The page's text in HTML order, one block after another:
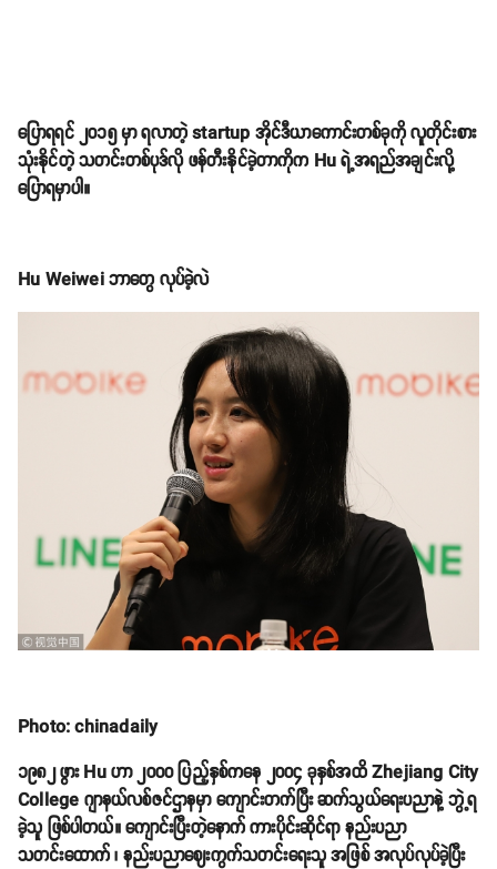
ပြောရရင် ၂၀၁၅ မှာ ရလာတဲ့ startup အိုင်ဒီယာကောင်းတစ်ခုကို လူတိုင်းစား
သုံးနိုင်တဲ့ သတင်းတစ်ပုဒ်လို ဖန်တီးနိုင်ခဲ့တာကိုက Hu ရဲ့အရည်အချင်းလို့
ပြောရမှာပါ။
Hu Weiwei ဘာတွေ လုပ်ခဲ့လဲ
Photo: chinadaily
၁၉၈၂ ဖွား Hu ဟာ ၂၀၀၀ ပြည့်နှစ်ကနေ ၂၀၀၄ ခုနှစ်အထိ Zhejiang City
College ဂျာနယ်လစ်ဇင်ဌာနမှာ ကျောင်းတက်ပြီး ဆက်သွယ်ရေးပညာနဲ့ ဘွဲ့ရ
ခဲ့သူ ဖြစ်ပါတယ်။ ကျောင်းပြီးတဲ့နောက် ကားပိုင်းဆိုင်ရာ နည်းပညာ
သတင်းထောက် ၊ နည်းပညာဈေးကွက်သတင်းရေးသူ အဖြစ် အလုပ်လုပ်ခဲ့ပြီး